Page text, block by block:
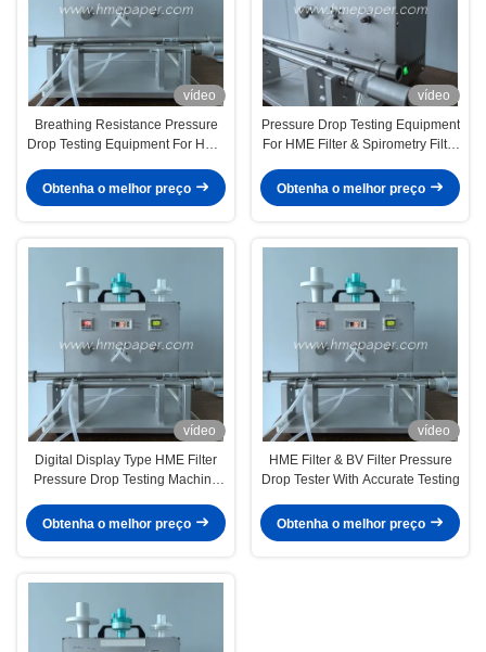
vídeo
Breathing Resistance Pressure
Drop Testing Equipment For HME
Filter
Obtenha o melhor preço
vídeo
Pressure Drop Testing Equipment
For HME Filter & Spirometry Filter
Obtenha o melhor preço
vídeo
Digital Display Type HME Filter
Pressure Drop Testing Machine
Requirements
Obtenha o melhor preço
vídeo
HME Filter & BV Filter Pressure
Drop Tester With Accurate Testing
Obtenha o melhor preço